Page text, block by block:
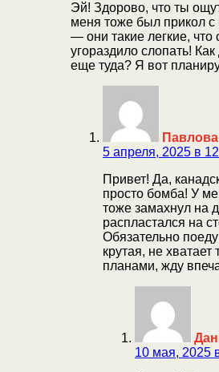
Эй! Здорово, что ты
меня тоже был прикол с
— они такие легкие, что
угораздило слопать!
еще туда? Я вот
5 апреля, 2025 в
Привет! Да,
просто бомба! У
тоже замахнул на
распластался на
Обязательно
крутая, не
планами, жду
10 мая, 2025